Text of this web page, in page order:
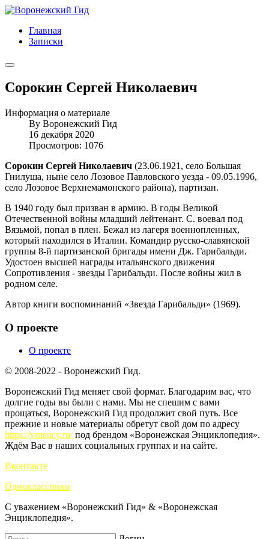
Главная
Записки
Сорокин Сергей Николаевич
Информация о материале
By Воронежский Гид
16 декабря 2020
Просмотров: 1076
Сорокин Сергей Николаевич (23.06.1921, село Большая
Гнилуша, ныне село Лозовое Павловского уезда - 09.05.1996,
село Лозовое Верхнемамонского района), партизан.
В 1940 году был призван в армию. В годы Великой
Отечественной войны младший лейтенант. С. воевал под
Вязьмой, попал в плен. Бежал из лагеря военнопленных,
который находился в Италии. Командир русско-славянской
группы 8-й партизанской бригады имени Дж. Гарибальди.
Удостоен высшей награды итальянского движения
Сопротивления - звезды Гарибальди. После войны жил в
родном селе.
Автор книги воспоминаний «Звезда Гарибальди» (1969).
О проекте
О проекте
© 2008-2022 - Воронежский Гид.
Воронежский Гид меняет свой формат. Благодарим вас, что
долгие годы вы были с нами. Мы не спешим с вами
прощаться, Воронежский Гид продолжит свой путь. Все
прежние и новые материалы обретут свой дом по адресу
https://vrnency.ru/под брендом «Воронежская Энциклопедия».
Ждём Вас в наших социальных группах и на сайте.
Вконтакте
Одноклассники
С уважением «Воронежский Гид» & «Воронежская
Энциклопедия».